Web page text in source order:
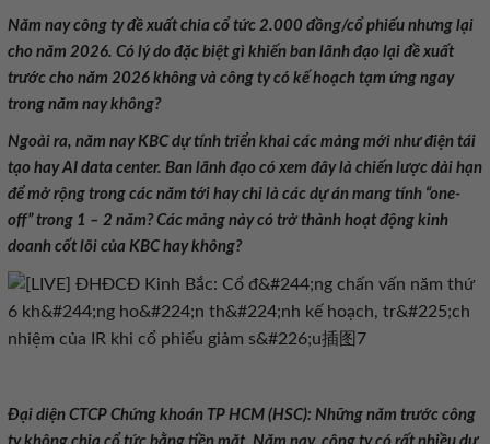
Năm nay công ty đề xuất chia cổ tức 2.000 đồng/cổ phiếu nhưng lại
cho năm 2026. Có lý do đặc biệt gì khiến ban lãnh đạo lại đề xuất
trước cho năm 2026 không và công ty có kế hoạch tạm ứng ngay
trong năm nay không?
Ngoài ra, năm nay KBC dự tính triển khai các mảng mới như điện tái
tạo hay AI data center. Ban lãnh đạo có xem đây là chiến lược dài hạn
để mở rộng trong các năm tới hay chỉ là các dự án mang tính “one-
off” trong 1 – 2 năm? Các mảng này có trở thành hoạt động kinh
doanh cốt lõi của KBC hay không?
Đại diện CTCP Chứng khoán TP HCM (HSC): Những năm trước công